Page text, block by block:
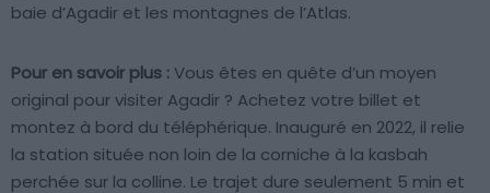
baie d’Agadir et les montagnes de l’Atlas.
Pour en savoir plus :Vous êtes en quête d’un moyen
original pour visiter Agadir ? Achetez votre billet et
montez à bord du téléphérique. Inauguré en 2022, il relie
la station située non loin de la corniche à la kasbah
perchée sur la colline. Le trajet dure seulement 5 min et